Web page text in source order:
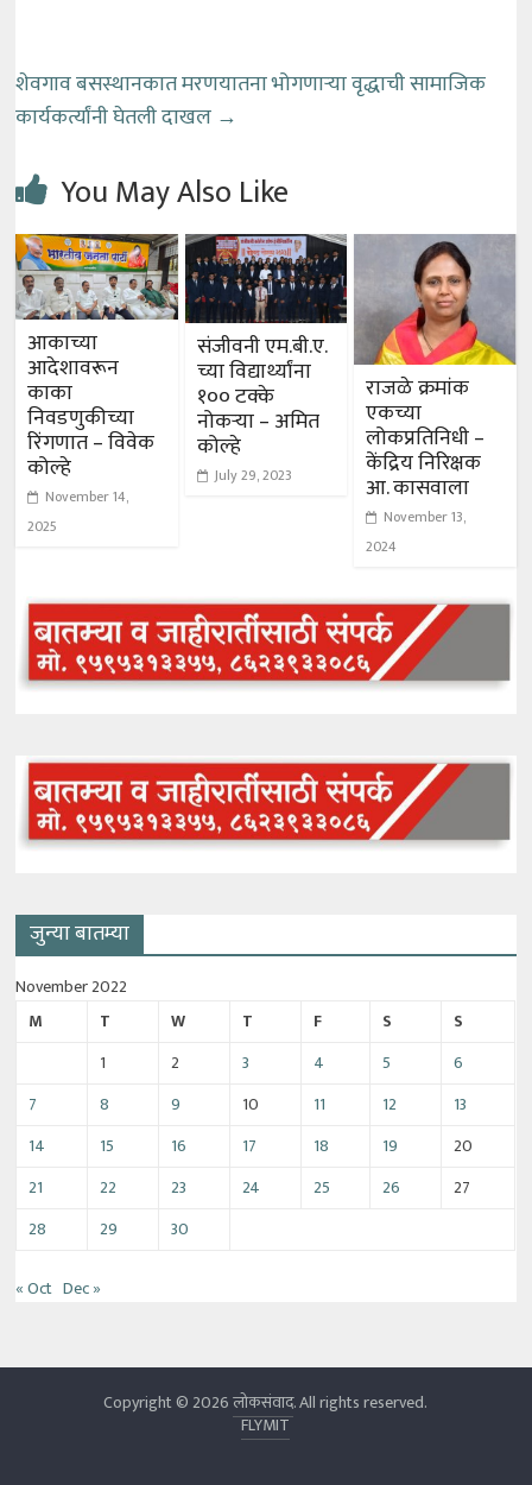
शेवगाव बसस्थानकात मरणयातना भोगणाऱ्या वृद्धाची सामाजिक
कार्यकर्त्यांनी घेतली दाखल →
You May Also Like
आकाच्या
आदेशावरून
काका
निवडणुकीच्या
रिंगणात – विवेक
कोल्हे
November 14,
2025
संजीवनी एम.बी.ए.
च्या विद्यार्थ्यांना
१०० टक्के
नोकऱ्या – अमित
कोल्हे
July 29, 2023
राजळे क्रमांक
एकच्या
लोकप्रतिनिधी –
केंद्रिय निरिक्षक
आ. कासवाला
November 13,
2024
जुन्या बातम्या
November 2022
M
T W T F S
S
1
2 3 4 5
6
7
8 9 10 11 12
13
14
15 16 17 18 19
20
21
22 23 24 25 26
27
28
29 30
« Oct Dec »
Copyright © 2026लोकसंवाद. All rights reserved.
FLYMIT